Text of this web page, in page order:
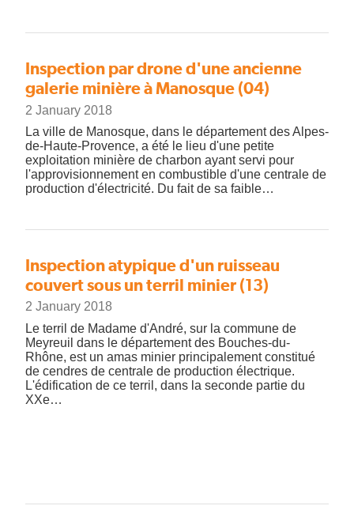
Inspection par drone d'une ancienne
galerie minière à Manosque (04)
2 January 2018
La ville de Manosque, dans le département des Alpes-
de-Haute-Provence, a été le lieu d'une petite
exploitation minière de charbon ayant servi pour
l'approvisionnement en combustible d'une centrale de
production d'électricité. Du fait de sa faible…
Inspection atypique d'un ruisseau
couvert sous un terril minier (13)
2 January 2018
Le terril de Madame d'André, sur la commune de
Meyreuil dans le département des Bouches-du-
Rhône, est un amas minier principalement constitué
de cendres de centrale de production électrique.
L'édification de ce terril, dans la seconde partie du
XXe…